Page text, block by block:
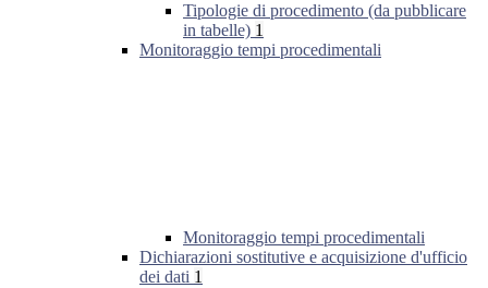
Tipologie di procedimento (da pubblicare
in tabelle) 1
Monitoraggio tempi procedimentali
Monitoraggio tempi procedimentali
Dichiarazioni sostitutive e acquisizione d'ufficio
dei dati 1